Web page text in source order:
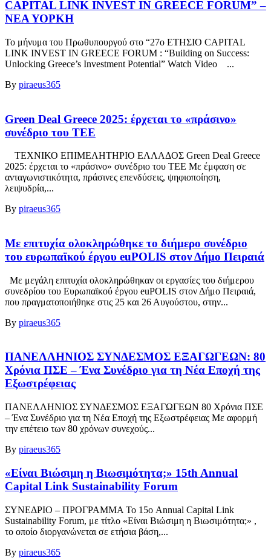
CAPITAL LINK INVEST IN GREECE FORUM” –
ΝΕΑ ΥΟΡΚΗ
To μήνυμα του Πρωθυπουργού στο “27ο ΕΤΗΣΙΟ CAPITAL
LINK INVEST IN GREECE FORUM : “Building on Success:
Unlocking Greece’s Investment Potential” Watch Video ...
By piraeus365
Green Deal Greece 2025: έρχεται το «πράσινο»
συνέδριο του ΤΕΕ
ΤΕΧΝΙΚΟ ΕΠΙΜΕΛΗΤΗΡΙΟ ΕΛΛΑΔΟΣ Green Deal Greece
2025: έρχεται το «πράσινο» συνέδριο του ΤΕΕ Με έμφαση σε
ανταγωνιστικότητα, πράσινες επενδύσεις, ψηφιοποίηση,
λειψυδρία,...
By piraeus365
Με επιτυχία ολοκληρώθηκε το διήμερο συνέδριο
του ευρωπαϊκού έργου euPOLIS στον Δήμο Πειραιά
Με μεγάλη επιτυχία ολοκληρώθηκαν οι εργασίες του διήμερου
συνεδρίου του Ευρωπαϊκού έργου euPOLIS στον Δήμο Πειραιά,
που πραγματοποιήθηκε στις 25 και 26 Αυγούστου, στην...
By piraeus365
ΠΑΝΕΛΛΗΝΙΟΣ ΣΥΝΔΕΣΜΟΣ ΕΞΑΓΩΓΕΩΝ: 80
Χρόνια ΠΣΕ – Ένα Συνέδριο για τη Νέα Εποχή της
Εξωστρέφειας
ΠΑΝΕΛΛΗΝΙΟΣ ΣΥΝΔΕΣΜΟΣ ΕΞΑΓΩΓΕΩΝ 80 Χρόνια ΠΣΕ
– Ένα Συνέδριο για τη Νέα Εποχή της Εξωστρέφειας Με αφορμή
την επέτειο των 80 χρόνων συνεχούς...
By piraeus365
«Είναι Βιώσιμη η Βιωσιμότητα;» 15th Annual
Capital Link Sustainability Forum
ΣΥΝΕΔΡΙΟ – ΠΡΟΓΡΑΜΜΑ Το 15ο Annual Capital Link
Sustainability Forum, με τίτλο «Είναι Βιώσιμη η Βιωσιμότητα;» ,
το οποίο διοργανώνεται σε ετήσια βάση,...
By piraeus365